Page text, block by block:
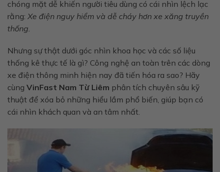
chóng mặt dễ khiến người tiêu dùng có cái nhìn lệch lạc
rằng: Xe điện nguy hiểm và dễ cháy hơn xe xăng truyền
thống.
Nhưng sự thật dưới góc nhìn khoa học và các số liệu
thống kê thực tế là gì? Công nghệ an toàn trên các dòng
xe điện thông minh hiện nay đã tiến hóa ra sao? Hãy
cùng VinFast Nam Từ Liêm phân tích chuyên sâu kỹ
thuật để xóa bỏ những hiểu lầm phổ biến, giúp bạn có
cái nhìn khách quan và an tâm nhất.